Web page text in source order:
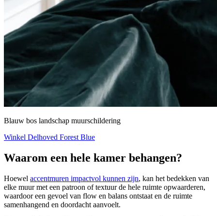
Blauw bos landschap muurschildering
Winkel Delhoved Forest Blue
Waarom een hele kamer behangen?
Hoewel accentmuren impactvol kunnen zijn, kan het bedekken van
elke muur met een patroon of textuur de hele ruimte opwaarderen,
waardoor een gevoel van flow en balans ontstaat en de ruimte
samenhangend en doordacht aanvoelt.